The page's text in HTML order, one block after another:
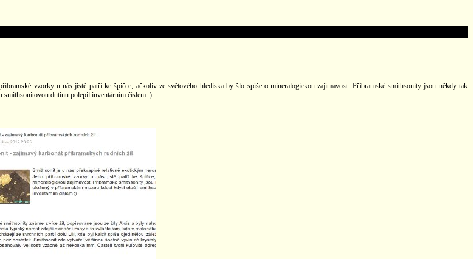
vzorky u nás jistě patří ke špičce, ačkoliv ze světového hlediska by šlo spíše o mineralogickou zajímavost. Příbramské smithsonity jsou někdy tak
smithsonitovou dutinu polepil inventárním číslem :)